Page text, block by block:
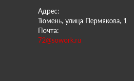
Адрес:
Тюмень, улица Пермякова, 1
Почта:
72@sowork.ru